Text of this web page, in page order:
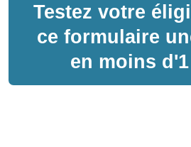
Testez votre
ce formulaire
en moins